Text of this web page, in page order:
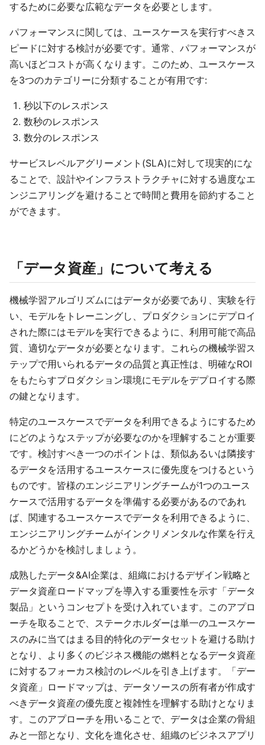
するために必要な広範なデータを必要とします。
パフォーマンスに関しては、ユースケースを実行すべきス
ピードに対する検討が必要です。通常、パフォーマンスが
高いほどコストが高くなります。このため、ユースケース
を3つのカテゴリーに分類することが有用です:
秒以下のレスポンス
数秒のレスポンス
数分のレスポンス
サービスレベルアグリーメント(SLA)に対して現実的にな
ることで、設計やインフラストラクチャに対する過度なエ
ンジニアリングを避けることで時間と費用を節約すること
ができます。
「データ資産」について考える
機械学習アルゴリズムにはデータが必要であり、実験を行
い、モデルをトレーニングし、プロダクションにデプロイ
された際にはモデルを実行できるように、利用可能で高品
質、適切なデータが必要となります。これらの機械学習ス
テップで用いられるデータの品質と真正性は、明確なROI
をもたらすプロダクション環境にモデルをデプロイする際
の鍵となります。
特定のユースケースでデータを利用できるようにするため
にどのようなステップが必要なのかを理解することが重要
です。検討すべき一つのポイントは、類似あるいは隣接す
るデータを活用するユースケースに優先度をつけるという
ものです。皆様のエンジニアリングチームが1つのユース
ケースで活用するデータを準備する必要があるのであれ
ば、関連するユースケースでデータを利用できるように、
エンジニアリングチームがインクリメンタルな作業を行え
るかどうかを検討しましょう。
成熟したデータ&AI企業は、組織におけるデザイン戦略と
データ資産ロードマップを導入する重要性を示す「データ
製品」というコンセプトを受け入れています。このアプロ
ーチを取ることで、ステークホルダーは単一のユースケー
スのみに当てはまる目的特化のデータセットを避ける助け
となり、より多くのビジネス機能の燃料となるデータ資産
に対するフォーカス検討のレベルを引き上げます。「デー
タ資産」ロードマップは、データソースの所有者が作成す
べきデータ資産の優先度と複雑性を理解する助けとなりま
す。このアプローチを用いることで、データは企業の骨組
みと一部となり、文化を進化させ、組織のビジネスアプリ